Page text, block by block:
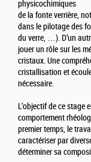
physicochimiques
de la fonte verrière,
dans le pilotage des
du verre, …). D’un
jouer un rôle sur les
cristaux. Une
cristallisation et
nécessaire.
L’objectif de ce stage
comportement
premier temps, le
caractériser par
déterminer sa